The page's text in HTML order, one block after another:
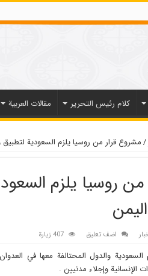
كلام رئيس التحرير مقالات العربیة
/مشروع قرار من روسيا يلزم السعودية لتطبيق
روسيا يلزم
اضف تعليق 407 زيارة
والدول المحتالفة معها في
الإنسانية وإجلاء مدنيين .